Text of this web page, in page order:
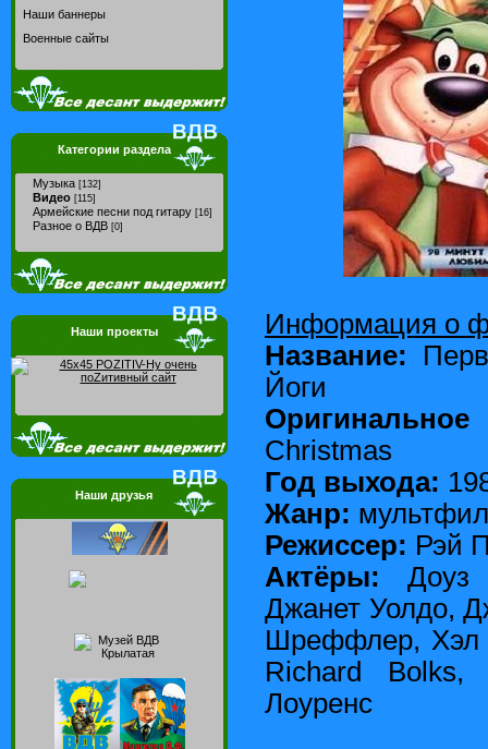
Наши баннеры
Военные сайты
Категории раздела
Музыка [132]
Видео [115]
Армейские песни под гитару [16]
Разное о ВДВ [0]
Наши проекты
Наши друзья
Информация о
Название:
Йоги
Оригинальное
Christmas
Год выхода:
Жанр:
Режиссер: Рэй
Актёры: Доуз
Джанет Уолдо,
Шреффлер, Хэл
Richard Bolks,
Лоуренс